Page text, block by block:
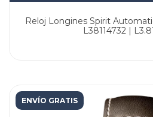
Reloj Longines Spirit
L38114732 |
ENVÍO GRATIS